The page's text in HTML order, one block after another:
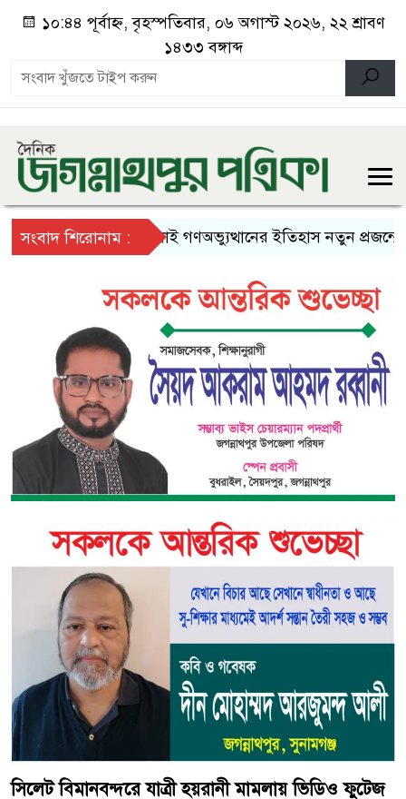
১০:৪৪ পূর্বাহ্ন, বৃহস্পতিবার, ০৬ অগাস্ট ২০২৬, ২২ শ্রাবণ
১৪৩৩ বঙ্গাব্দ
সংবাদ শিরোনাম :জুলাই গণঅভ্যুত্থানের ইতিহাস নতুন প্রজন্মের
সিলেট বিমানবন্দরে যাত্রী হয়রানী মামলায় ভিডিও ফুটেজ